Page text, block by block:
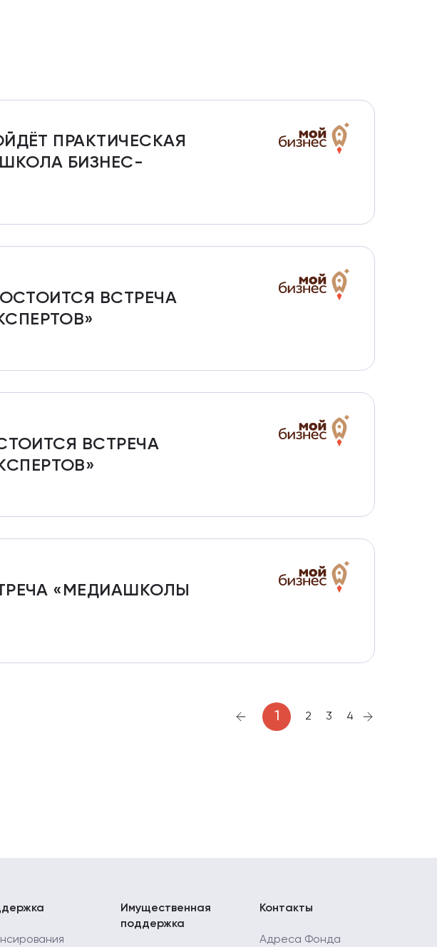
ПРАКТИЧЕСКАЯ
БИЗНЕС-
ВСТРЕЧА
ВСТРЕЧА
«МЕДИАШКОЛЫ
1 2 3 4
Имущественная
поддержка
Контакты
Адреса Фонда